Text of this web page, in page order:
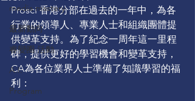
media mastery
最新動向
睿變圈 活動
A.I.
Program
Prosci 香港分部在過去的一年中，為各
行業的領導人、專業人士和組織團體提
供變革支持。為了紀念一周年這一里程
碑，提供更好的學習機會和變革支持，
CA為各位業界人士準備了知識學習的福
利：